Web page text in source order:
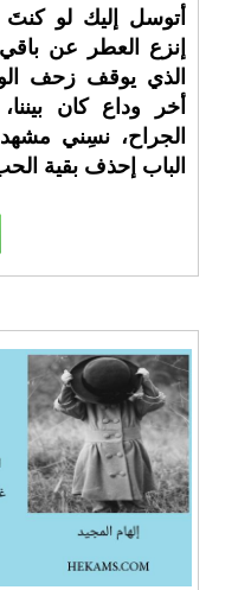
أتوسل إليك لو
إنزع العطر عن
الذي يوقف زحف
أخر وداع كان
الجراح، نسِني
الباب إحذف بقية